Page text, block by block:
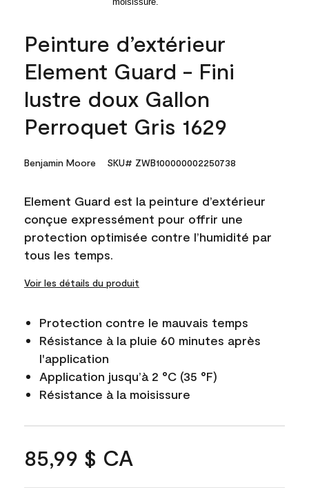
Peinture d’extérieur
Element Guard - Fini
lustre doux Gallon
Perroquet Gris 1629
Benjamin Moore SKU# ZWB100000002250738
Element Guard est la peinture d’extérieur
conçue expressément pour offrir une
protection optimisée contre l’humidité par
tous les temps.
Voir les détails du produit
Protection contre le mauvais temps
Résistance à la pluie 60 minutes après
l'application
Application jusqu’à 2 °C (35 °F)
Résistance à la moisissure
85,99 $ CA